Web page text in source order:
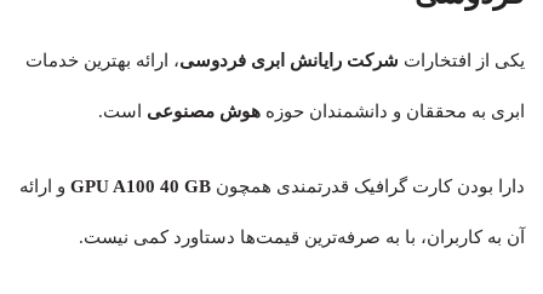
یکی از افتخارات شرکت رایانش ابری فردوسی، ارائه بهترین خدمات
ابری به محققان و دانشمندان حوزه هوش مصنوعی است.
دارا بودن کارت‌ گرافیک قدرتمندی همچون GPU A100 40 GB و ارائه
آن به کاربران، با به صرفه‌ترین قیمت‌ها دستاورد کمی نیست.